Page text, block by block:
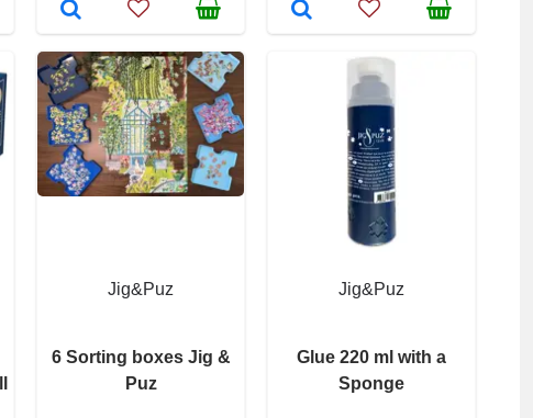
Jig&Puz
6 Sorting boxes Jig &
Puz
Jig&Puz
Glue 220 ml with a
Sponge